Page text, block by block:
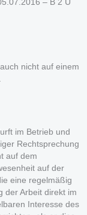
– B 2 U
nicht auf einem
im Betrieb und
Rechtsprechung
auf dem
auf der
eine regelmäßig
der Arbeit direkt im
Interesse des